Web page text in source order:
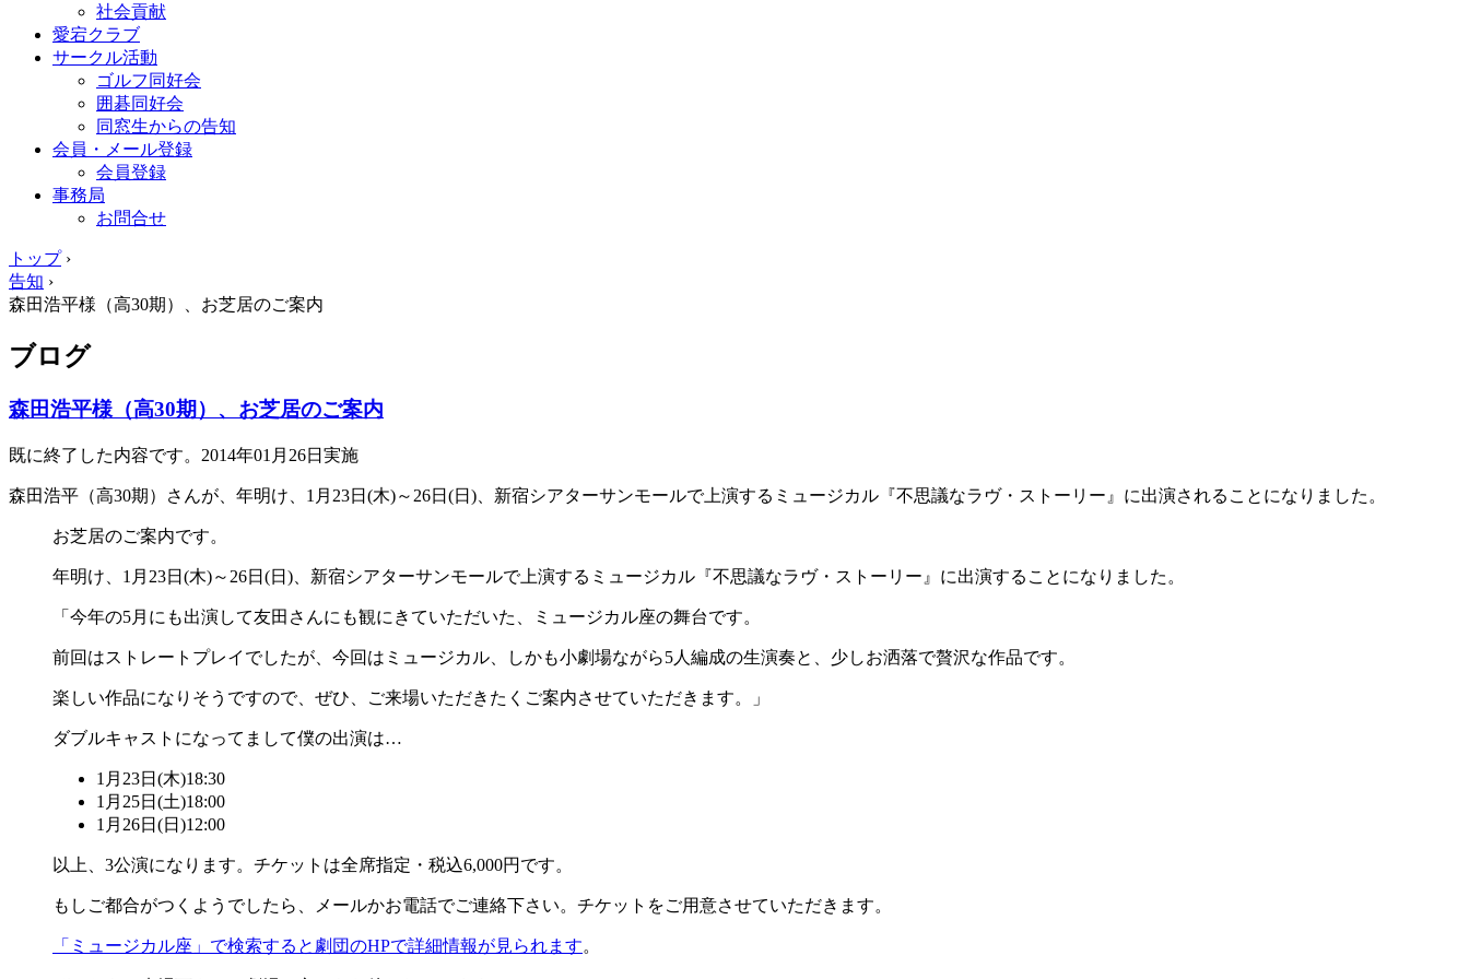
社会貢献
愛宕クラブ
サークル活動
ゴルフ同好会
囲碁同好会
同窓生からの告知
会員・メール登録
会員登録
事務局
お問合せ
トップ›
告知 ›
森田浩平様（高30期）、お芝居のご案内
ブログ
森田浩平様（高30期）、お芝居のご案内
既に終了した内容です。2014年01月26日実施
森田浩平（高30期）さんが、年明け、1月23日(木)～26日(日)、新宿シアターサンモールで上演するミュージカル『不思議なラヴ・ストーリー』に出演されることになりました。
お芝居のご案内です。
年明け、1月23日(木)～26日(日)、新宿シアターサンモールで上演するミュージカル『不思議なラヴ・ストーリー』に出演することになりました。
「今年の5月にも出演して友田さんにも観にきていただいた、ミュージカル座の舞台です。
前回はストレートプレイでしたが、今回はミュージカル、しかも小劇場ながら5人編成の生演奏と、少しお洒落で贅沢な作品です。
楽しい作品になりそうですので、ぜひ、ご来場いただきたくご案内させていただきます。」
ダブルキャストになってまして僕の出演は…
1月23日(木)18:30
1月25日(土)18:00
1月26日(日)12:00
以上、3公演になります。チケットは全席指定・税込6,000円です。
もしご都合がつくようでしたら、メールかお電話でご連絡下さい。チケットをご用意させていただきます。
「ミュージカル座」で検索すると劇団のHPで詳細情報が見られます。